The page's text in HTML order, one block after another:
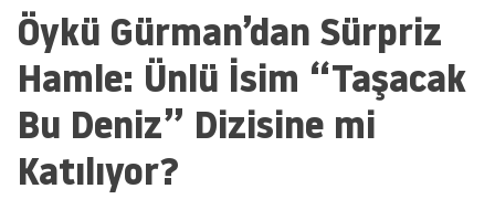
Amasya
Ankara
Antalya
Öykü Gürman’dan Sürpriz
Hamle: Ünlü İsim “Taşacak
Bu Deniz” Dizisine mi
Katılıyor?